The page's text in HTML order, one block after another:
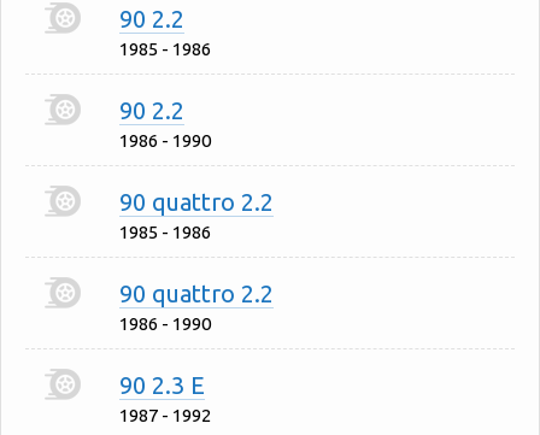
90 2.2
1985 - 1986
90 2.2
1986 - 1990
90 quattro 2.2
1985 - 1986
90 quattro 2.2
1986 - 1990
90 2.3 E
1987 - 1992